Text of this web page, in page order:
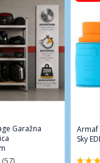
Garažna
(57)
Armaf
Sky